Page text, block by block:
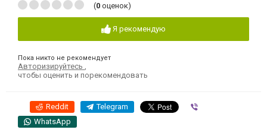
(0 оценок)
Я рекомендую
Пока никто не рекомендует
Авторизируйтесь ,
чтобы оценить и порекомендовать
Reddit Telegram
WhatsApp